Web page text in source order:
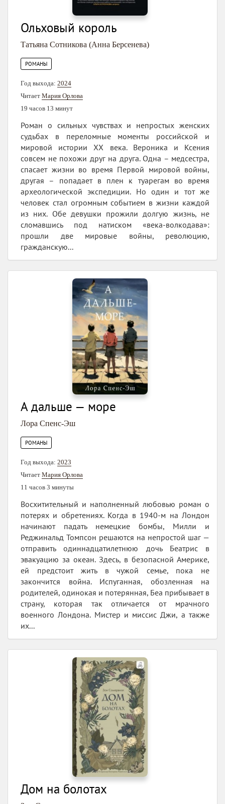
Ольховый король
Татьяна Сотникова (Анна Берсенева)
РОМАНЫ
Год выхода: 2024
Читает Мария Орлова
19 часов 13 минут
Роман о сильных чувствах и непростых женских
судьбах в переломные моменты российской и
мировой истории ХХ века. Вероника и Ксения
совсем не похожи друг на друга. Одна – медсестра,
спасает жизни во время Первой мировой войны,
другая – попадает в плен к туарегам во время
археологической экспедиции. Но один и тот же
человек стал огромным событием в жизни каждой
из них. Обе девушки прожили долгую жизнь, не
сломавшись под натиском «века-волкодава»:
прошли две мировые войны, революцию,
гражданскую...
А дальше — море
Лора Спенс-Эш
РОМАНЫ
Год выхода: 2023
Читает Мария Орлова
11 часов 3 минуты
Восхитительный и наполненный любовью роман о
потерях и обретениях. Когда в 1940-м на Лондон
начинают падать немецкие бомбы, Милли и
Реджинальд Томпсон решаются на непростой шаг —
отправить одиннадцатилетнюю дочь Беатрис в
эвакуацию за океан. Здесь, в безопасной Америке,
ей предстоит жить в чужой семье, пока не
закончится война. Испуганная, обозленная на
родителей, одинокая и потерянная, Беа прибывает в
страну, которая так отличается от мрачного
военного Лондона. Мистер и миссис Джи, а также
их...
Дом на болотах